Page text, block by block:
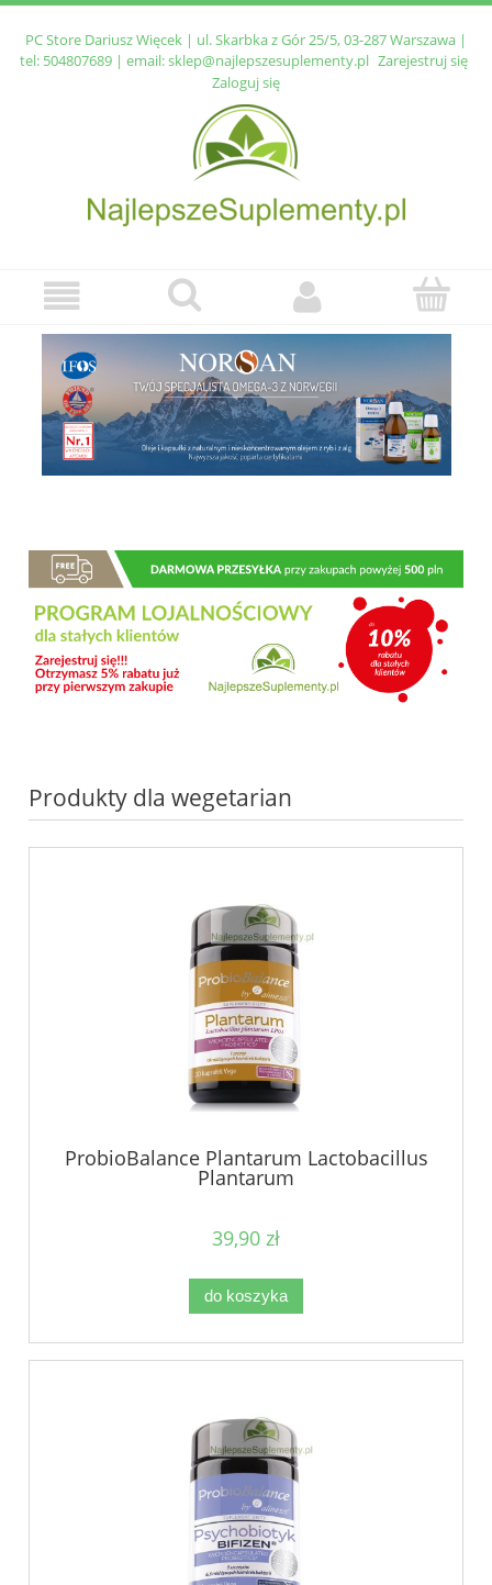
PC Store Dariusz Więcek | ul. Skarbka z Gór 25/5, 03-287 Warszawa |
tel: 504807689| email:sklep@najlepszesuplementy.pl Zarejestruj się
Zaloguj się
Produkty dla wegetarian
ProbioBalance Plantarum Lactobacillus
Plantarum
39,90 zł
do koszyka